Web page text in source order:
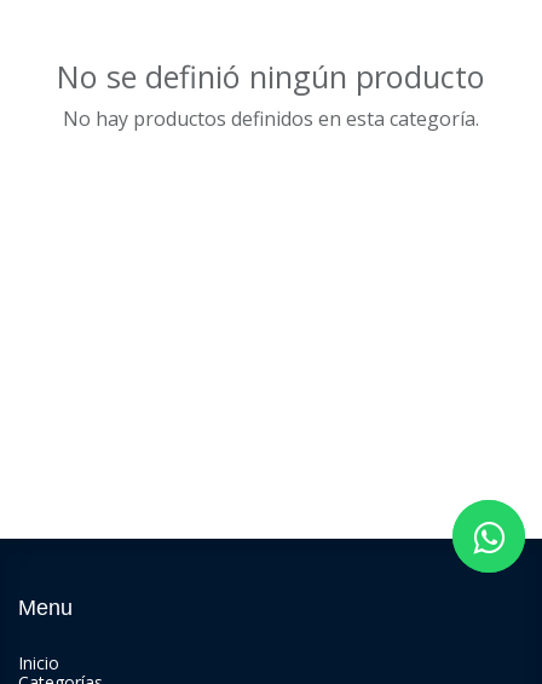
No se definió ningún producto
No hay productos definidos en esta categoría.
Menu
Inicio